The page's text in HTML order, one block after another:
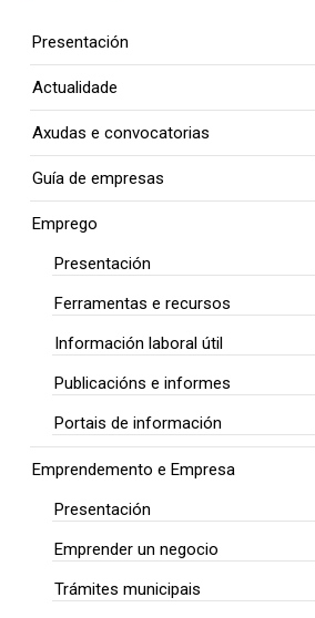
Presentación
Actualidade
Axudas e convocatorias
Guía de empresas
Emprego
Presentación
Ferramentas e recursos
Información laboral útil
Publicacións e informes
Portais de información
Emprendemento e Empresa
Presentación
Emprender un negocio
Trámites municipais